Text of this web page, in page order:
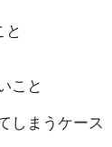
と
こと
しまうケース